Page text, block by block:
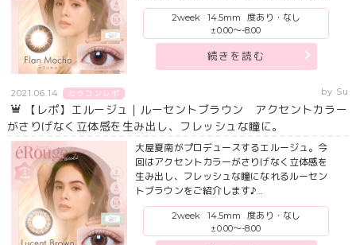
2week 14.5mm
度あり・なし
±0.00～-8.00
続きを読む
2021.06.14 カラコンレポ by Su
【レポ】エルージュ｜ルーセントブラウン アクセントカラー
がさりげなく立体感を生み出し、フレッシュな瞳に。
大屋夏南がプロデュースするエルージュ。今
回はアクセントカラーがさりげなく立体感を
生み出し、フレッシュな瞳になれるルーセン
トブラウンをご紹介します♪…
2week 14.5mm
度あり・なし
±0.00～-8.00